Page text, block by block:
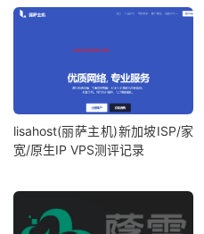
lisahost(丽萨主机)新加坡ISP/家
宽/原生IP VPS测评记录